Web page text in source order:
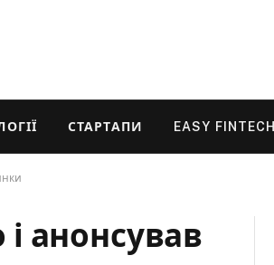
СТАРТАПИ EASY FINTECH
анонсував